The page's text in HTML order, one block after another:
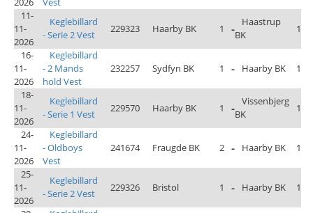
11-
11-
2026
Keglebillard
- Serie 2 Vest
229323 Haarby BK 1 -
Haastrup
BK
1
16-
11-
2026
Keglebillard
- 2 Mands
hold Vest
232257 Sydfyn BK 1 - Haarby BK 1
18-
11-
2026
Keglebillard
- Serie 1 Vest
229570 Haarby BK 1 -
Vissenbjerg
BK
1
24-
11-
2026
Keglebillard
- Oldboys
Vest
241674 Fraugde BK 2 - Haarby BK 1
25-
11-
2026
Keglebillard
- Serie 2 Vest
229326 Bristol 1 - Haarby BK 1